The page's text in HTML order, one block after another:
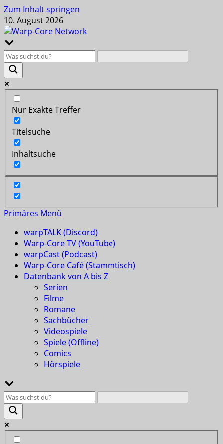
Zum Inhalt springen
10. August 2026
Nur Exakte Treffer
Titelsuche
Inhaltsuche
Primäres Menü
warpTALK (Discord)
Warp-Core TV (YouTube)
warpCast (Podcast)
Warp-Core Café (Stammtisch)
Datenbank von A bis Z
Serien
Filme
Romane
Sachbücher
Videospiele
Spiele (Offline)
Comics
Hörspiele